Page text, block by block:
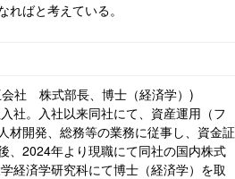
ばと考えている。
社 株式部長、博士（経済学） )
社。入社以来同社にて、資産運用（フ
材開発、総務等の業務に従事し、資金証
2024年より現職にて同社の国内株式
経済学研究科にて博士（経済学）を取